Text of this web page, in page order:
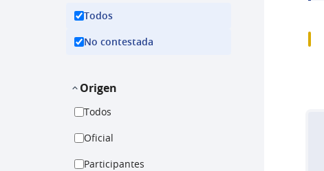
Todos
No contestada
Origen
Todos
Oficial
Participantes